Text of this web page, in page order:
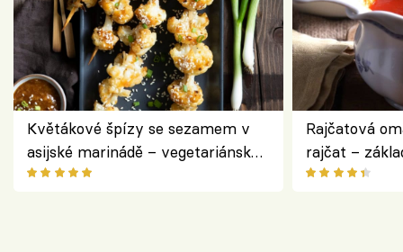
Květákové špízy se sezamem v
asijské marinádě – vegetariánská
chuťovka z grilu
Rajčatová
rajčat –